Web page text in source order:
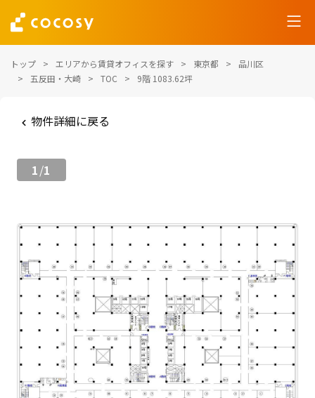
トップ エリアから賃貸オフィスを探す 東京都
品川区
五反田・大崎
TOC 9階 1083.62坪
物件詳細に戻る
1/1